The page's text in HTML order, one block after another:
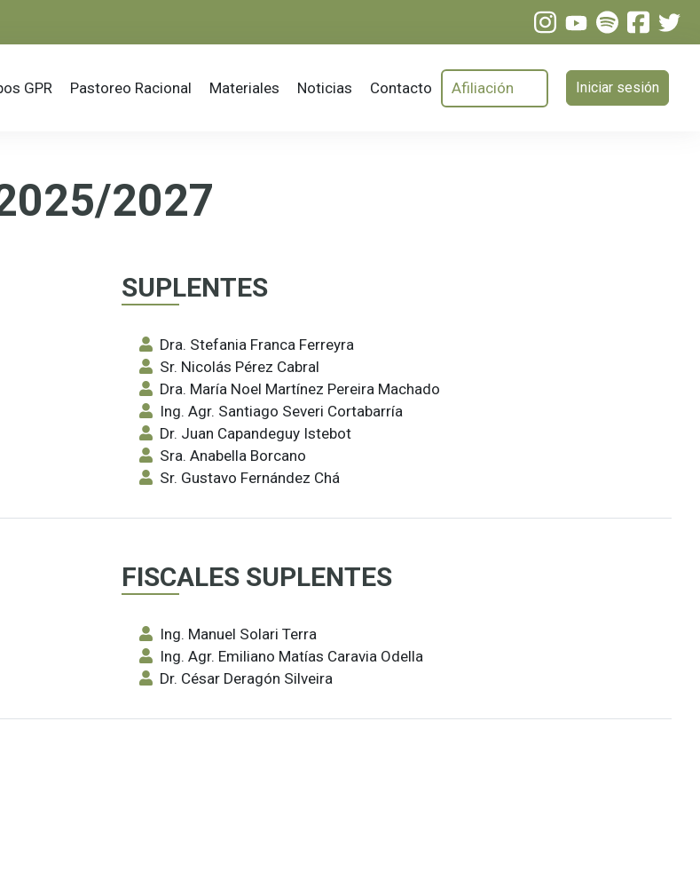
contenido
principal
GPR Pastoreo Racional Materiales Noticias Contacto Afiliación Menú de
Iniciar sesión
2027
SUPLENTES
Dra. Stefania Franca Ferreyra
Sr. Nicolás Pérez Cabral
Dra. María Noel Martínez Pereira Machado
Ing. Agr. Santiago Severi Cortabarría
Dr. Juan Capandeguy Istebot
Sra. Anabella Borcano
Sr. Gustavo Fernández Chá
FISCALES SUPLENTES
Ing. Manuel Solari Terra
Ing. Agr. Emiliano Matías Caravia Odella
Dr. César Deragón Silveira